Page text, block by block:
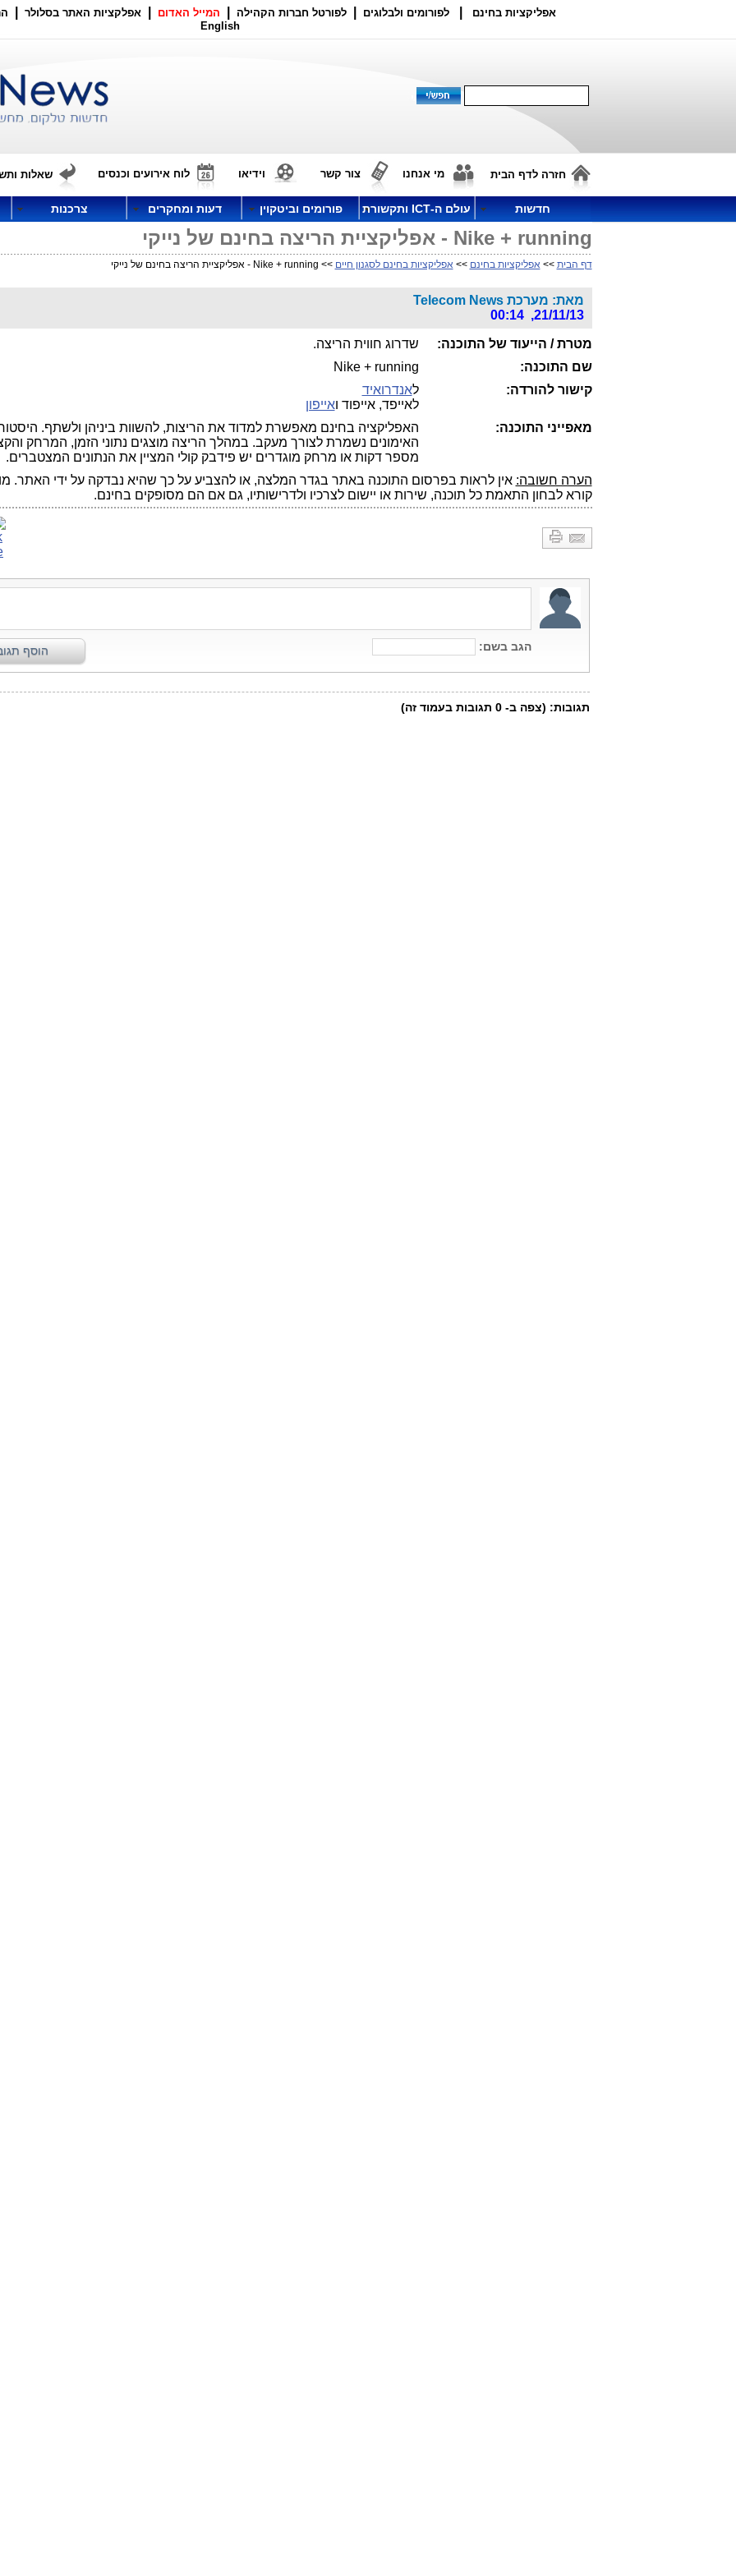
אפליקציות בחינם לפורומים ולבלוגים לפורטל חברות הקהילה המייל האדום אפלקציות האתר בסלולר
English
חזרה לדף הבית מי אנחנו צור קשר וידיאו לוח אירועים וכנסים שאלות
חדשות עולם ה-ICT ותקשורת פורומים וביטקוין דעות ומחקרים צרכנות
Nike + running - אפליקציית הריצה בחינם של נייקי
דף הבית >> אפליקציות בחינם >> אפליקציות בחינם לסגנון חיים >> Nike + running - אפליקציית הריצה בחינם של נייקי
מאת: מערכת Telecom News
21/11/13, 00:14
מטרת / הייעוד של התוכנה:
שדרוג חווית הריצה.
שם התוכנה:
Nike + running
קישור להורדה:
לאנדרואיד
לאייפד, אייפוד ואייפון
מאפייני התוכנה:
האפליקציה בחינם מאפשרת למדוד את הריצות, להשוות ביניהן ולשתף.
האימונים נשמרת לצורך מעקב. במהלך הריצה מוצגים נתוני הזמן, המרחק
מספר דקות או מרחק מוגדרים יש פידבק קולי המציין את הנתונים המצטברים.
הערה חשובה: אין לראות בפרסום התוכנה באתר בגדר המלצה, או להצביע על כך שהיא נבדקה על ידי האתר.
קורא לבחון התאמת כל תוכנה, שירות או יישום לצרכיו ולדרישותיו, גם אם הם מסופקים בחינם.